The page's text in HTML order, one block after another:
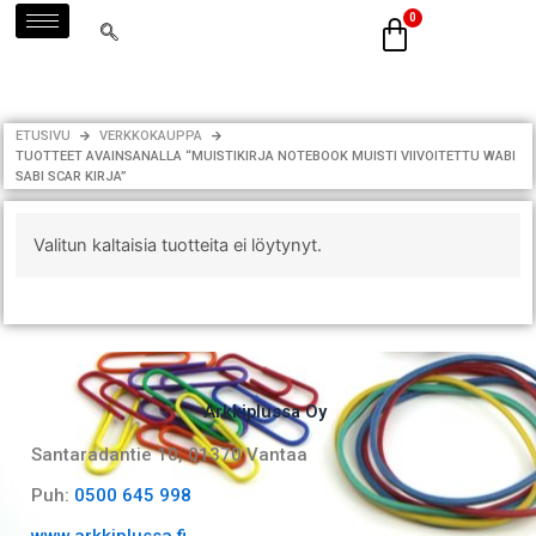
Siirry
sisältöön
ETUSIVU
VERKKOKAUPPA
TUOTTEET AVAINSANALLA “MUISTIKIRJA NOTEBOOK MUISTI VIIVOITETTU WABI
SABI SCAR KIRJA”
Valitun kaltaisia tuotteita ei löytynyt.
Arkkiplussa Oy
Santaradantie 10, 01370 Vantaa​
Puh: 0500 645 998